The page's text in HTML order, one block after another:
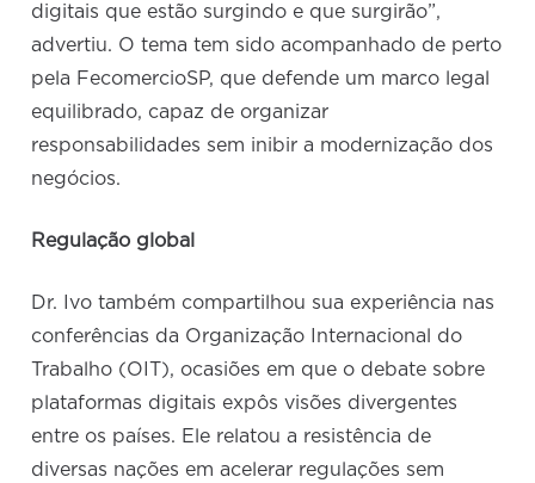
digitais que estão surgindo e que surgirão”,
advertiu. O tema tem sido acompanhado de perto
pela FecomercioSP, que defende um marco legal
equilibrado, capaz de organizar
responsabilidades sem inibir a modernização dos
negócios.
Regulação global
Dr. Ivo também compartilhou sua experiência nas
conferências da Organização Internacional do
Trabalho (OIT), ocasiões em que o debate sobre
plataformas digitais expôs visões divergentes
entre os países. Ele relatou a resistência de
diversas nações em acelerar regulações sem